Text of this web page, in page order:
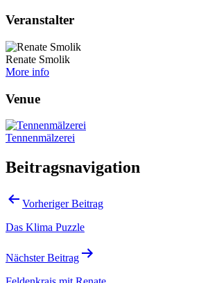
Veranstalter
Renate Smolik
More info
Venue
Tennenmälzerei
Beitragsnavigation
Vorheriger Beitrag
Das Klima Puzzle
Nächster Beitrag